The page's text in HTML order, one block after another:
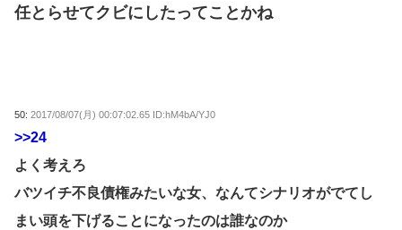
任とらせてクビにしたってことかね
50:2017/08/07(月) 00:07:02.65 ID:hM4bA/YJ0
>>24
よく考えろ
バツイチ不良債権みたいな女、なんてシナリオがでてし
まい頭を下げることになったのは誰なのか